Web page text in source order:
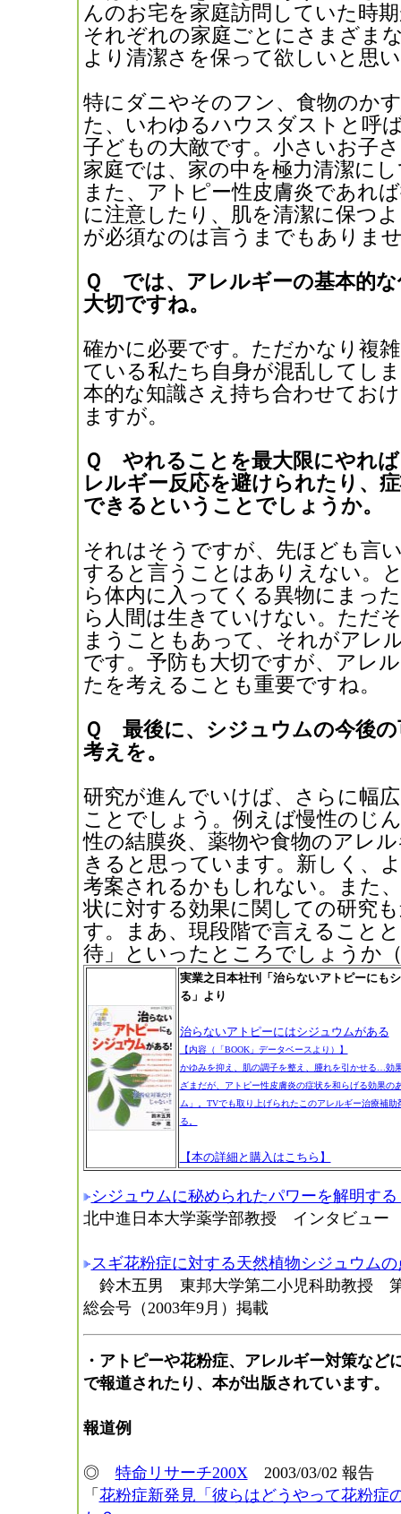
んのお宅を家庭訪問していた時
それぞれの家庭ごとにさまざま
より清潔さを保って欲しいと思
特にダニやそのフン、食物のか
た、いわゆるハウスダストと呼
子どもの大敵です。小さいお子
家庭では、家の中を極力清潔に
また、アトピー性皮膚炎であれ
に注意したり、肌を清潔に保つ
が必須なのは言うまでもありま
Ｑ では、アレルギーの基本的
大切ですね。
確かに必要です。ただかなり複
ている私たち自身が混乱してし
本的な知識さえ持ち合わせてお
ますが。
Ｑ やれることを最大限にやれ
レルギー反応を避けられたり、
できるということでしょうか。
それはそうですが、先ほども言
すると言うことはありえない。
ら体内に入ってくる異物にまっ
ら人間は生きていけない。ただ
まうこともあって、それがアレ
です。予防も大切ですが、アレ
たを考えることも重要ですね。
Ｑ 最後に、シジュウムの今後
考えを。
研究が進んでいけば、さらに幅
ことでしょう。例えば慢性のじ
性の結膜炎、薬物や食物のアレ
きると思っています。新しく、
考案されるかもしれない。また
状に対する効果に関しての研究
す。まあ、現段階で言えること
待」といったところでしょうか
実業之日本社刊「治らないアトピーにも
る」より
治らないアトピーにはシジュウムがある
【内容（「BOOK」データベースより）】
かゆみを抑え、肌の調子を整え、腫れを引かせる…効
ざまだが、アトピー性皮膚炎の症状を和らげる効果の
ム」。TVでも取り上げられたこのアレルギー治療補助
る。
【本の詳細と購入はこちら】
シジュウムに秘められたパワーを解明する
北中進日本大学薬学部教授 インタビュー
スギ花粉症に対する天然植物シジュウム
鈴木五男 東邦大学第二小児科助教授 第
総会号（2003年9月）掲載
・アトピーや花粉症、アレルギー対策など
で報道されたり、本が出版されています。
報道例
◎ 特命リサーチ200X2003/03/02 報告
「 花粉症新発見「彼らはどうやって花粉症